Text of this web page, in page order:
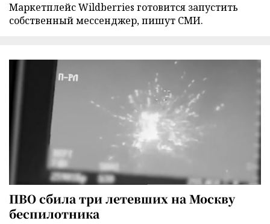
Маркетплейс Wildberries готовится запустить
собственный мессенджер, пишут СМИ.
ПВО сбила три летевших на Москву
беспилотника